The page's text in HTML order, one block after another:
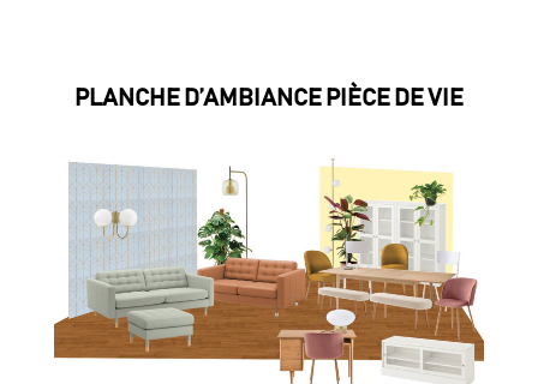
PLANCHE D’AMBIANCE PIÈCE DE VIE